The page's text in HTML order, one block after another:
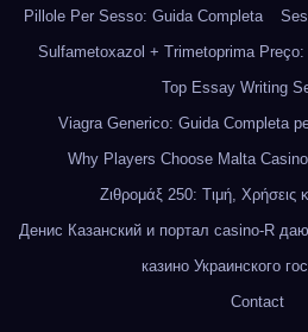
Pillole Per Sesso: Guida Completa
Sulfametoxazol + Trimetoprima Preço:
Top Essay Writing
Viagra Generico: Guida Completa
Why Players Choose Malta
Ζιθρομάξ 250: Τιμή, Χρήσεις
Денис Казанский и портал casino-R
казино Украинского
Contact